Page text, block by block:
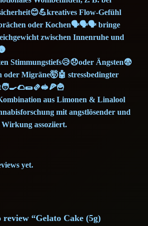
Flow-Gefühl
oder Kochen🗣️🗣️🗣️ bringe
zwischen Innenruhe und
Stimmungstiefs😥😞oder Ängsten😨
oder Migräne🤯🤖 stressbedingter
aus Limonen & Linalool
mit angstlösender und
assoziiert.
yet.
“Gelato Cake (5g)